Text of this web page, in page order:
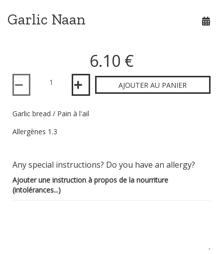
Garlic Naan
6.10 €
Quantité
AJOUTER AU PANIER
Garlic bread / Pain à l'ail
Allergènes 1.3
Any special instructions? Do you have an allergy?
Ajouter une instruction à propos de la nourriture
(intolérances...)